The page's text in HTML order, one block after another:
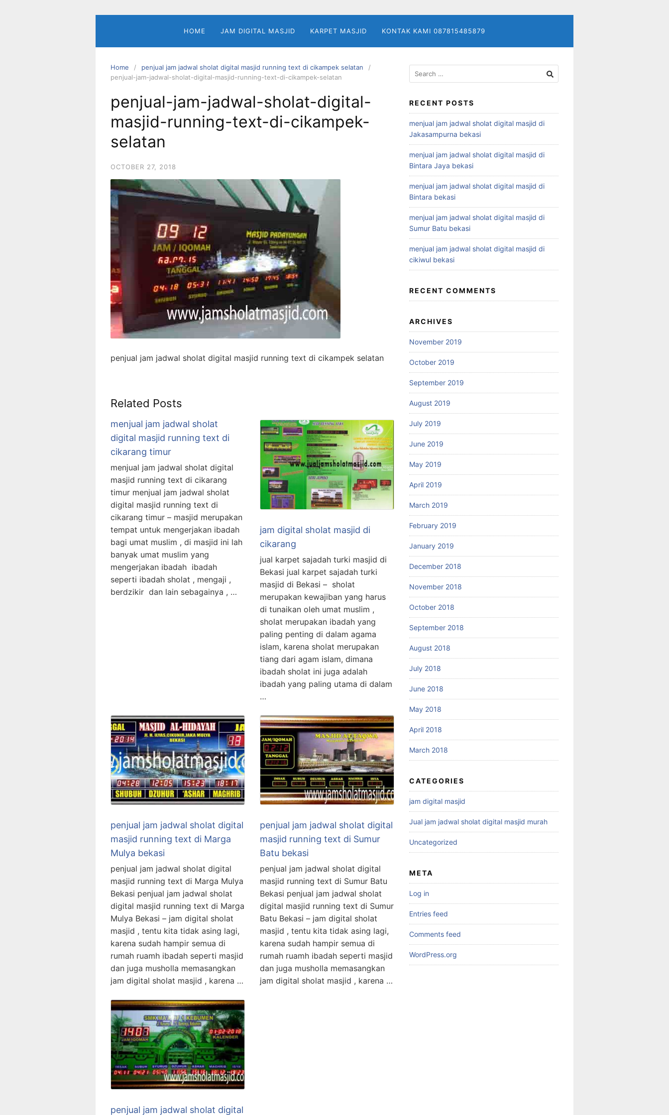
HOME JAM DIGITAL MASJID KARPET MASJID KONTAK KAMI 087815485879
Home
penjual jam jadwal sholat digital masjid running text di cikampek selatan
penjual-jam-jadwal-sholat-digital-masjid-running-text-di-cikampek-selatan
penjual-jam-jadwal-sholat-digital-
masjid-running-text-di-cikampek-
selatan
OCTOBER 27, 2018
penjual jam jadwal sholat digital masjid running text di cikampek selatan
Related Posts
menjual jam jadwal sholat
digital masjid running text di
cikarang timur
menjual jam jadwal sholat digital
masjid running text di cikarang
timur menjual jam jadwal sholat
digital masjid running text di
cikarang timur – masjid merupakan
tempat untuk mengerjakan ibadah
bagi umat muslim , di masjid ini lah
banyak umat muslim yang
mengerjakan ibadah ibadah
seperti ibadah sholat , mengaji ,
berdzikir dan lain sebagainya , …
jam digital sholat masjid di
cikarang
jual karpet sajadah turki masjid di
Bekasi jual karpet sajadah turki
masjid di Bekasi – sholat
merupakan kewajiban yang harus
di tunaikan oleh umat muslim ,
sholat merupakan ibadah yang
paling penting di dalam agama
islam, karena sholat merupakan
tiang dari agam islam, dimana
ibadah sholat ini juga adalah
ibadah yang paling utama di dalam
…
penjual jam jadwal sholat digital
masjid running text di Marga
Mulya bekasi
penjual jam jadwal sholat digital
masjid running text di Marga Mulya
Bekasi penjual jam jadwal sholat
digital masjid running text di Marga
Mulya Bekasi – jam digital sholat
masjid , tentu kita tidak asing lagi,
karena sudah hampir semua di
rumah ruamh ibadah seperti masjid
dan juga musholla memasangkan
jam digital sholat masjid , karena …
penjual jam jadwal sholat digital
masjid running text di Sumur
Batu bekasi
penjual jam jadwal sholat digital
masjid running text di Sumur Batu
Bekasi penjual jam jadwal sholat
digital masjid running text di Sumur
Batu Bekasi – jam digital sholat
masjid , tentu kita tidak asing lagi,
karena sudah hampir semua di
rumah ruamh ibadah seperti masjid
dan juga musholla memasangkan
jam digital sholat masjid , karena …
penjual jam jadwal sholat digital
Search
for:
RECENT POSTS
menjual jam jadwal sholat digital masjid di
Jakasampurna bekasi
menjual jam jadwal sholat digital masjid di
Bintara Jaya bekasi
menjual jam jadwal sholat digital masjid di
Bintara bekasi
menjual jam jadwal sholat digital masjid di
Sumur Batu bekasi
menjual jam jadwal sholat digital masjid di
cikiwul bekasi
RECENT COMMENTS
ARCHIVES
November 2019
October 2019
September 2019
August 2019
July 2019
June 2019
May 2019
April 2019
March 2019
February 2019
January 2019
December 2018
November 2018
October 2018
September 2018
August 2018
July 2018
June 2018
May 2018
April 2018
March 2018
CATEGORIES
jam digital masjid
Jual jam jadwal sholat digital masjid murah
Uncategorized
META
Log in
Entries feed
Comments feed
WordPress.org